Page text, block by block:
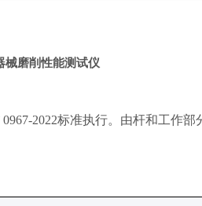
械磨削性能测试仪
2022标准执行。由杆和工作部